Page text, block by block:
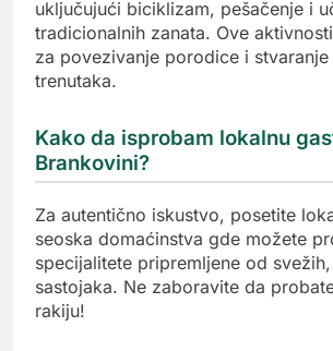
uključujući biciklizam, pešačenje i
tradicionalnih zanata. Ove
za povezivanje porodice i
trenutaka.
Kako da isprobam lokalnu
Brankovini?
Za autentično iskustvo, posetite
seoska domaćinstva gde možete
specijalitete pripremljene od
sastojaka. Ne zaboravite da
rakiju!